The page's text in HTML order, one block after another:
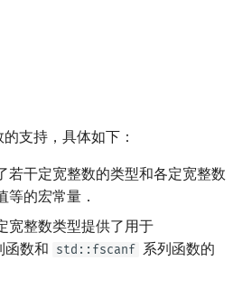
的支持，具体如下：
若干定宽整数的类型和各定宽整数
等的宏常量．
宽整数类型提供了用于
函数和 std::fscanf 系列函数的